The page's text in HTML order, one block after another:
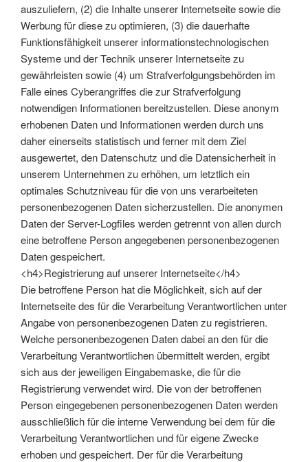
auszuliefern, (2) die Inhalte unserer Internetseite sowie die
Werbung für diese zu optimieren, (3) die dauerhafte
Funktionsfähigkeit unserer informationstechnologischen
Systeme und der Technik unserer Internetseite zu
gewährleisten sowie (4) um Strafverfolgungsbehörden im
Falle eines Cyberangriffes die zur Strafverfolgung
notwendigen Informationen bereitzustellen. Diese anonym
erhobenen Daten und Informationen werden durch uns
daher einerseits statistisch und ferner mit dem Ziel
ausgewertet, den Datenschutz und die Datensicherheit in
unserem Unternehmen zu erhöhen, um letztlich ein
optimales Schutzniveau für die von uns verarbeiteten
personenbezogenen Daten sicherzustellen. Die anonymen
Daten der Server-Logfiles werden getrennt von allen durch
eine betroffene Person angegebenen personenbezogenen
Daten gespeichert.
<h4>Registrierung auf unserer Internetseite</h4>
Die betroffene Person hat die Möglichkeit, sich auf der
Internetseite des für die Verarbeitung Verantwortlichen unter
Angabe von personenbezogenen Daten zu registrieren.
Welche personenbezogenen Daten dabei an den für die
Verarbeitung Verantwortlichen übermittelt werden, ergibt
sich aus der jeweiligen Eingabemaske, die für die
Registrierung verwendet wird. Die von der betroffenen
Person eingegebenen personenbezogenen Daten werden
ausschließlich für die interne Verwendung bei dem für die
Verarbeitung Verantwortlichen und für eigene Zwecke
erhoben und gespeichert. Der für die Verarbeitung